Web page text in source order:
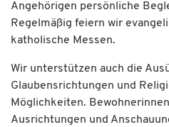
Angehörigen persönliche
Regelmäßig feiern wir
katholische Messen.
Wir unterstützen auch die
Glaubensrichtungen und
Möglichkeiten.
Ausrichtungen und